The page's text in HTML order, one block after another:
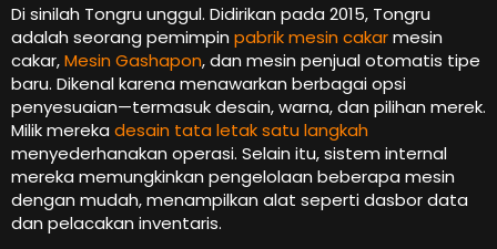
Di sinilah Tongru unggul. Didirikan pada 2015, Tongru
adalah seorang pemimpin pabrik mesin cakarmesin
cakar,Mesin Gashapon, dan mesin penjual otomatis tipe
baru. Dikenal karena menawarkan berbagai opsi
penyesuaian—termasuk desain, warna, dan pilihan merek.
Milik mereka desain tata letak satu langkah
menyederhanakan operasi. Selain itu, sistem internal
mereka memungkinkan pengelolaan beberapa mesin
dengan mudah, menampilkan alat seperti dasbor data
dan pelacakan inventaris.